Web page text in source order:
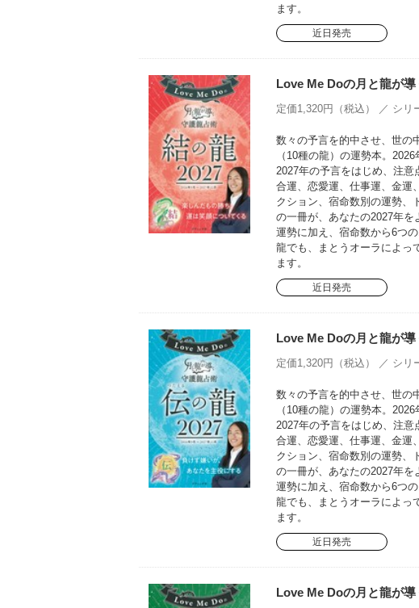
ます。
近日発売
Love Me Doの月と龍が
定価1,320円（税込） ／ シリ
数々の予言を的中させ、世の
（10種の龍）の運勢本。
2027年の予言をはじめ、注
合運、恋愛運、仕事運、金運
クション、宿命数別の運勢、
の一冊が、あなたの2027年
運勢に加え、宿命数から6つ
龍でも、まとうオーラによっ
ます。
近日発売
Love Me Doの月と龍が
定価1,320円（税込） ／ シリ
数々の予言を的中させ、世の
（10種の龍）の運勢本。
2027年の予言をはじめ、注
合運、恋愛運、仕事運、金運
クション、宿命数別の運勢、
の一冊が、あなたの2027年
運勢に加え、宿命数から6つ
龍でも、まとうオーラによっ
ます。
近日発売
Love Me Doの月と龍が